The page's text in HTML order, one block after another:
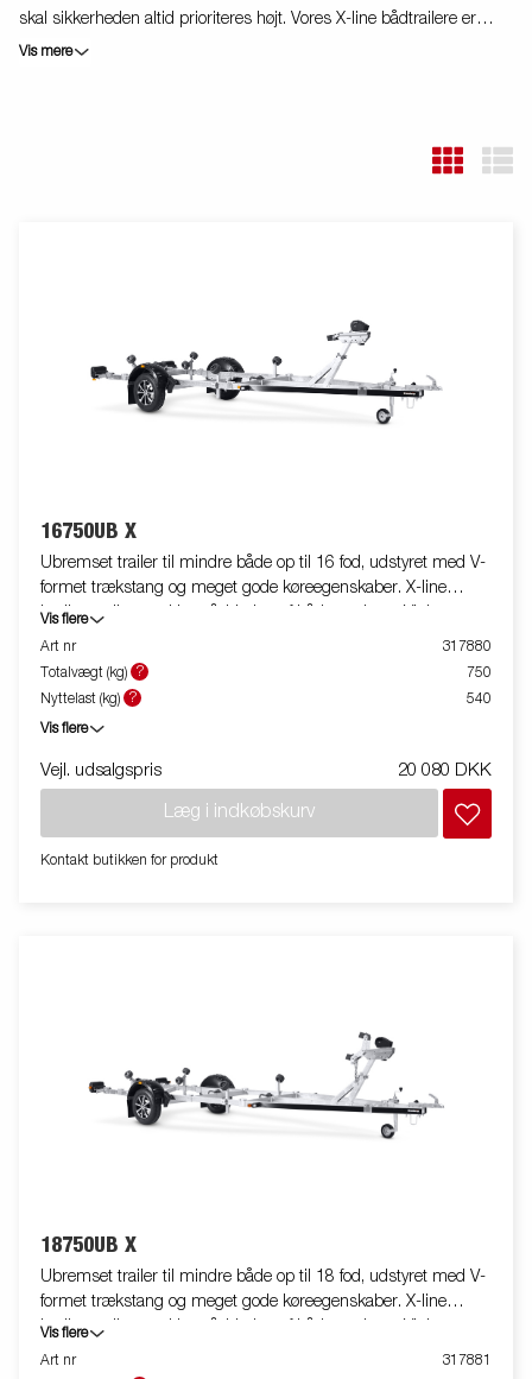
skal sikkerheden altid prioriteres højt. Vores X-line bådtrailere er
udstyret med fuldt vandtætte LED-lamper og letanvendelige
på, at billederne kan være illustrative, og trailerne kan derfor være vist
Vis mere
16750UB X
Ubremset trailer til mindre både op til 16 fod, udstyret med V-
formet trækstang og meget gode køreegenskaber. X-line
kvalitetsruller med lav påvirkning af bådens skrog. Vipbar
bagvugge og justerbare dobbelte sideruller for nem tilpasning til
din båd. Varmgalvaniseret chassis for lang holdbarhed.
Elektriciteten er fuldt beskyttet i bådtrailerens chassis.
Vandtætte hjullejer forlænger levetiden. Fuldt beskyttet spil og
spiltårn, der er nemt at justere, og spiltårnet er også udstyret
med et ekstra sikkerhedskabel til brug under transport.
Justerbare teleskoplys gør det nemmere at bruge bådtraileren,
hvilket giver større fleksibilitet, bekvemmelighed og sikkerhed
på vejen. Fuldt vandtæt lampenhed inklusive stik og kabel.
Bådtraileren på billedet kan udstyres som ekstraudstyr.
Vis flere
Art nr
317880
Totalvægt (kg)
?
750
Nyttelast (kg)
? 540
Vis flere
Vejl. udsalgspris 20 080 DKK
Læg i indkøbskurv
Kontakt butikken for produkt
18750UB X
Ubremset trailer til mindre både op til 18 fod, udstyret med V-
formet trækstang og meget gode køreegenskaber. X-line
kvalitetsruller med lav påvirkning af bådens skrog. Vipbar
bagvugge og justerbare dobbelte sideruller for nem tilpasning til
Vis flere
Art nr
317881